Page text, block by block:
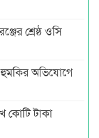
শ্রেষ্ঠ ওসি
হুমকির অভিযোগে
কোটি টাকা